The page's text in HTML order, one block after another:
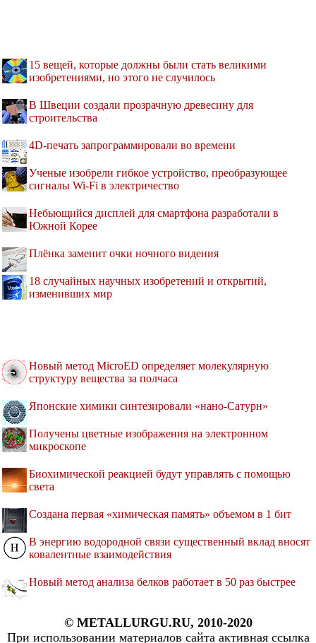
15 вещей, которые должны были стать великими
изобретениями, но этого не случилось
В Швеции создали прозрачную древесину для
строительства
4D-печать запрограммировали во времени
Ученые изобрели гибкое устройство, преобразующее
сигналы Wi-Fi в электричество
Небьющийся дисплей для смартфона разработали в
Южной Корее
Плёнка заменит очки ночного видения
18 случайных научных изобретений и открытий,
изменивших мир
Новый метод MicroED определяет молекулярную
структуру вещества за полчаса
Японские химики синтезировали «нано-Сатурн»
Получены цветные изображения на электронном
микроскопе
Биохимической реакцией будут управлять с помощью
света
Создана первая «химическая память» объемом в 1 бит
В энергию водородной связи существенный вклад вносят
ковалентные взаимодействия
Новый метод анализа белков работает в 50 раз быстрее
© METALLURGU.RU, 2010-2020
При использовании материалов сайта активная ссылка